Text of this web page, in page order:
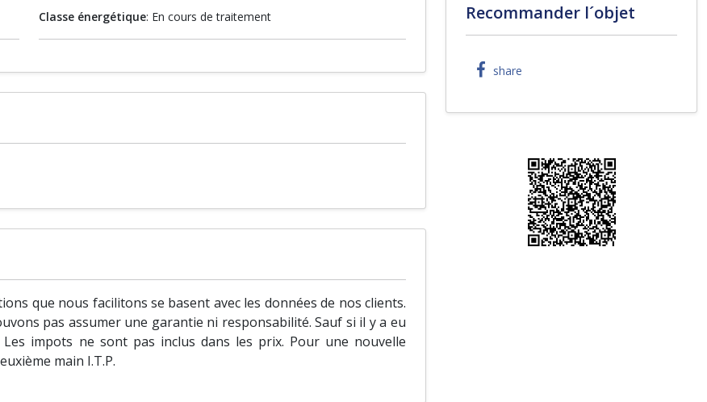
Classe énergétique: En cours de traitement
que nous facilitons se basent avec les données de nos clients.
pas assumer une garantie ni responsabilité. Sauf si il y a eu
impots ne sont pas inclus dans les prix. Pour une nouvelle
main I.T.P.
Recommander l´objet
share